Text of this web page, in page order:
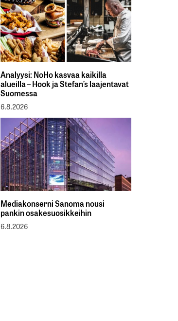
Analyysi: NoHo kasvaa kaikilla
alueilla – Hook ja Stefan’s laajentavat
Suomessa
6.8.2026
Mediakonserni Sanoma nousi
pankin osakesuosikkeihin
6.8.2026